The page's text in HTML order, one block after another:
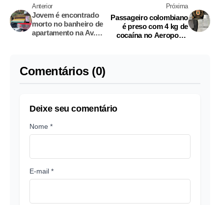
Anterior
Jovem é encontrado
morto no banheiro de
apartamento na Av.
Próxima
Passageiro colombiano
é preso com 4 kg de
cocaína no Aeroporto
Comentários (0)
Deixe seu comentário
Nome *
E-mail *